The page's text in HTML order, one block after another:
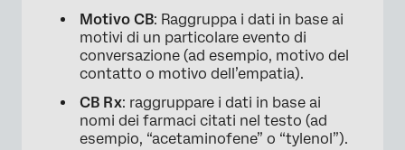
Motivo CB: Raggruppa i dati in base ai
motivi di un particolare evento di
conversazione (ad esempio, motivo del
contatto o motivo dell’empatia).
CB Rx: raggruppare i dati in base ai
nomi dei farmaci citati nel testo (ad
esempio, “acetaminofene” o “tylenol”).